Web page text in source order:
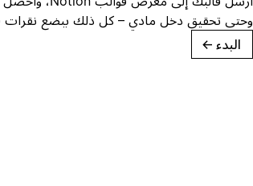
وحتى تحقيق دخل مادي – كل ذلك ببضع نقرات
البدء →